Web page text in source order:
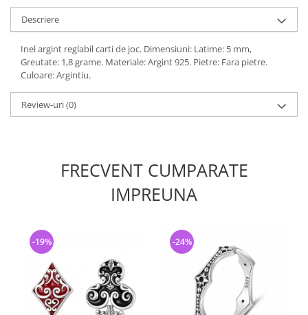
Descriere
Inel argint reglabil carti de joc. Dimensiuni: Latime: 5 mm,
Greutate: 1,8 grame. Materiale: Argint 925. Pietre: Fara pietre.
Culoare: Argintiu.
Review-uri(0)
FRECVENT CUMPARATE
IMPREUNA
-19% -24%